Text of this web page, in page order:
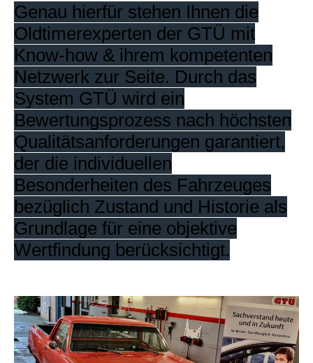
Genau hierfür stehen Ihnen die
Oldtimerexperten der GTÜ mit
Know-how & ihrem kompetenten
Netzwerk zur Seite. Durch das
System GTÜ wird ein
Bewertungsprozess nach höchsten
Qualitätsanforderungen garantiert,
der die individuellen
Besonderheiten des Fahrzeuges
bezüglich Zustand und Historie als
Grundlage für eine objektive
Wertfindung berücksichtigt.